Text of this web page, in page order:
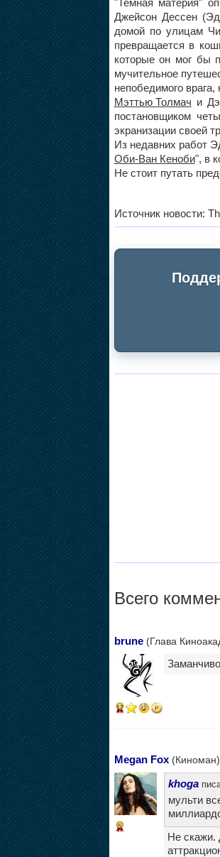
"Темная материя"
Джейсон Дессен
домой по улицам
превращается в
которые он мог бы
мучительное
непобедимого врага,
Мэттью Толмач и
постановщиком
экранизации своей
Из недавних работ
Оби-Ван Кеноби", в
Не стоит путать
Источник новости:
Всего
brune(Глава
17
Megan Fox
5
khoga
мульти
Не скажи.